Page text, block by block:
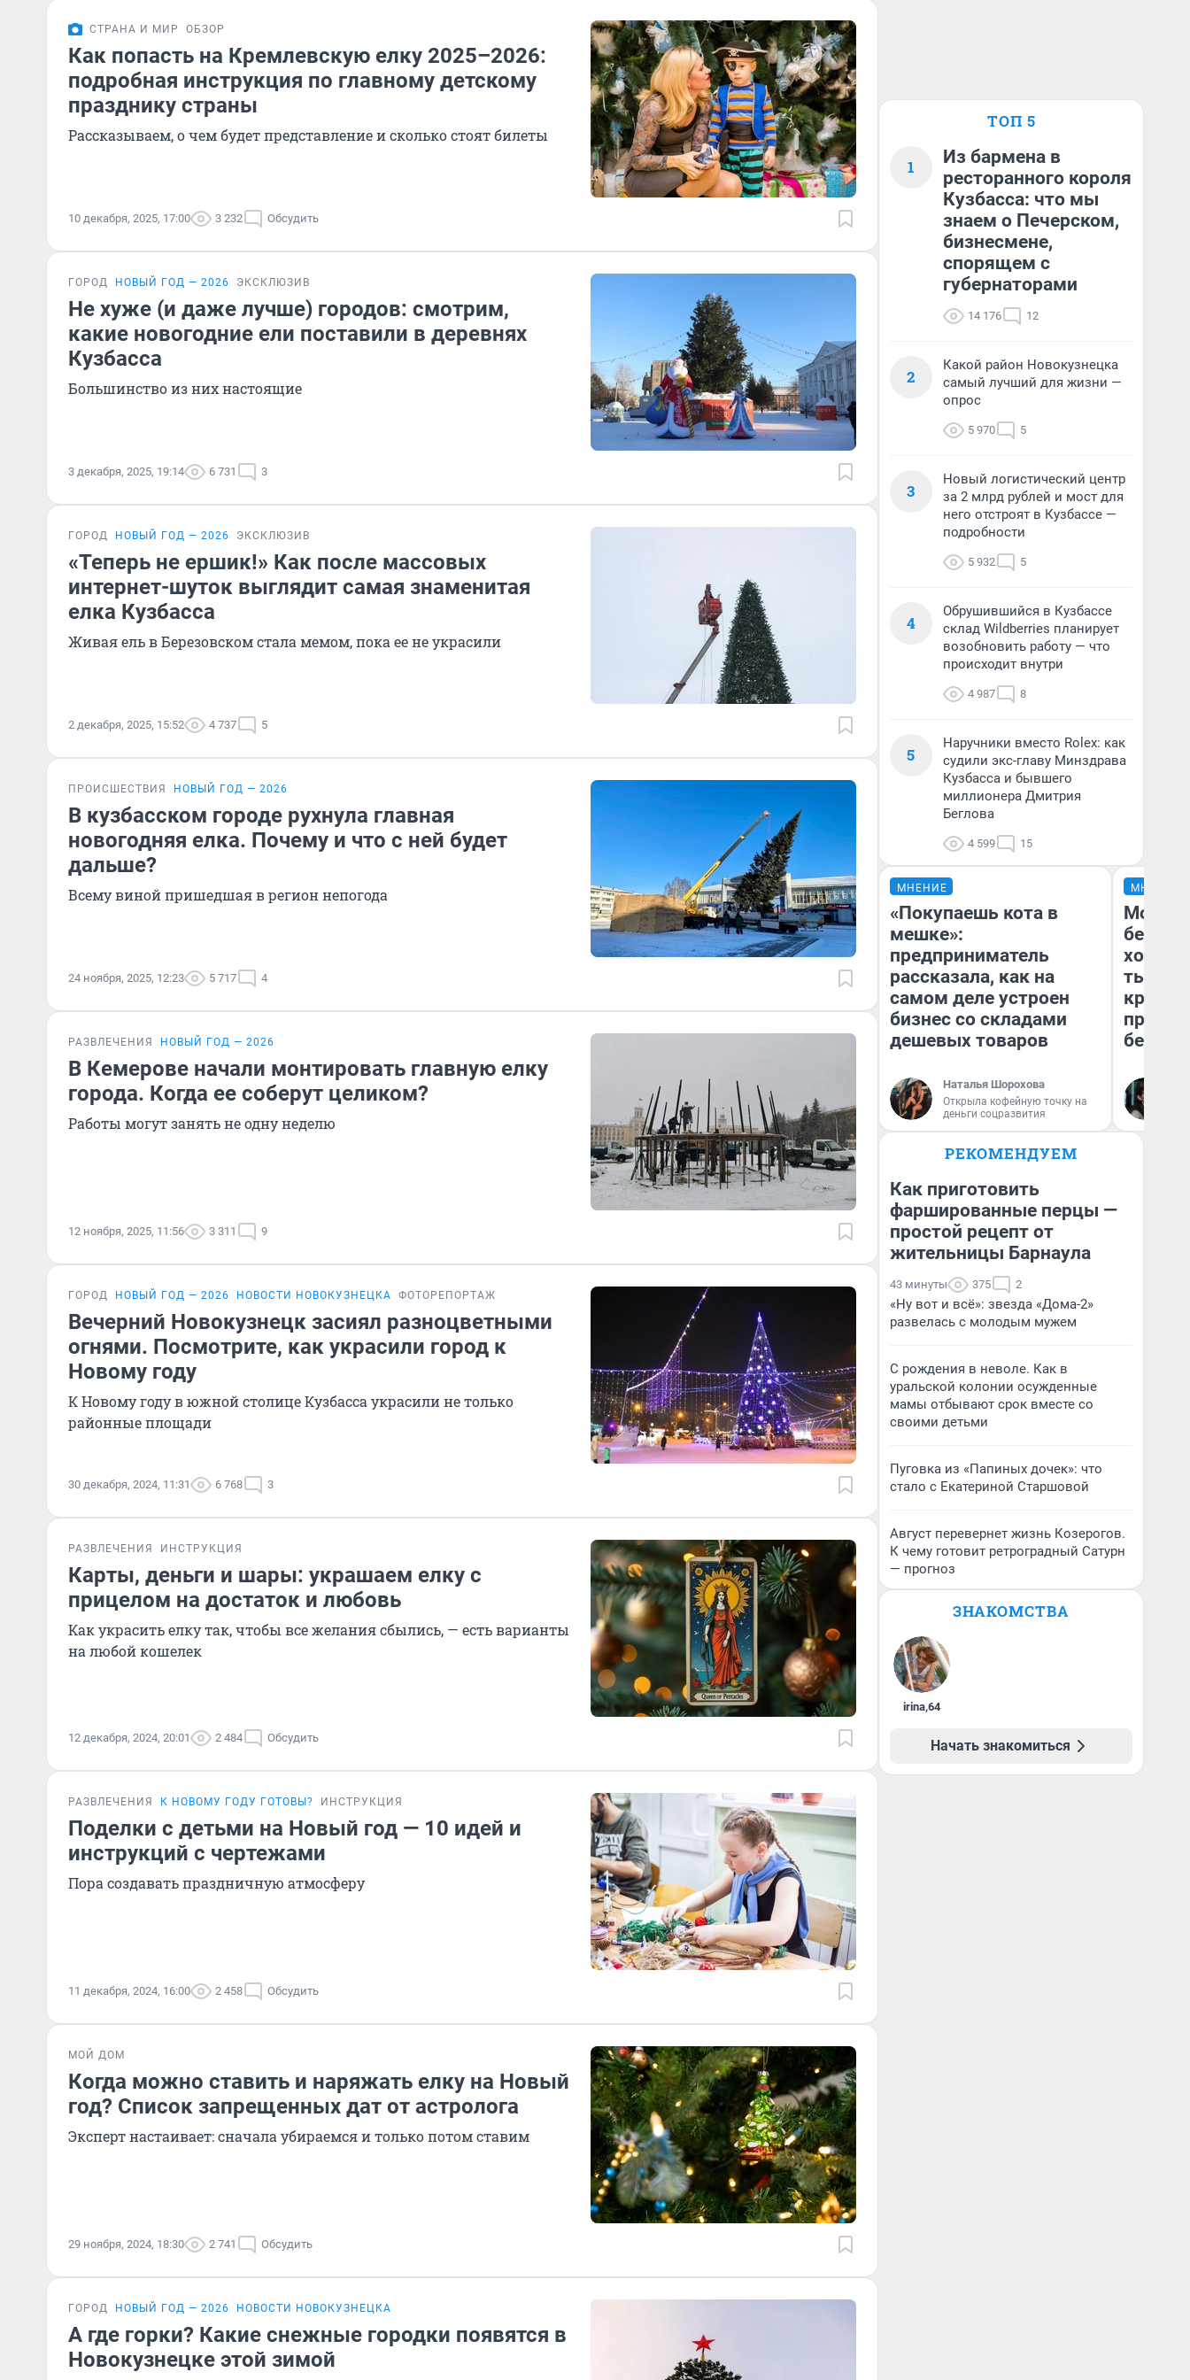
СТРАНА И МИР ОБЗОР
Как попасть на Кремлевскую елку 2025–2026:
подробная инструкция по главному детскому
празднику страны
Рассказываем, о чем будет представление и сколько стоят билеты
10 декабря, 2025, 17:00 3 232 Обсудить
ГОРОД НОВЫЙ ГОД — 2026 ЭКСКЛЮЗИВ
Не хуже (и даже лучше) городов: смотрим,
какие новогодние ели поставили в деревнях
Кузбасса
Большинство из них настоящие
3 декабря, 2025, 19:14 6 731 3
ГОРОД НОВЫЙ ГОД — 2026 ЭКСКЛЮЗИВ
«Теперь не ершик!» Как после массовых
интернет-шуток выглядит самая знаменитая
елка Кузбасса
Живая ель в Березовском стала мемом, пока ее не украсили
2 декабря, 2025, 15:52 4 737 5
ПРОИСШЕСТВИЯ НОВЫЙ ГОД — 2026
В кузбасском городе рухнула главная
новогодняя елка. Почему и что с ней будет
дальше?
Всему виной пришедшая в регион непогода
24 ноября, 2025, 12:23 5 717 4
РАЗВЛЕЧЕНИЯ НОВЫЙ ГОД — 2026
В Кемерове начали монтировать главную елку
города. Когда ее соберут целиком?
Работы могут занять не одну неделю
12 ноября, 2025, 11:56 3 311 9
ГОРОД НОВЫЙ ГОД — 2026 НОВОСТИ НОВОКУЗНЕЦКА ФОТОРЕПОРТАЖ
Вечерний Новокузнецк засиял разноцветными
огнями. Посмотрите, как украсили город к
Новому году
К Новому году в южной столице Кузбасса украсили не только
районные площади
30 декабря, 2024, 11:31 6 768 3
РАЗВЛЕЧЕНИЯ ИНСТРУКЦИЯ
Карты, деньги и шары: украшаем елку с
прицелом на достаток и любовь
Как украсить елку так, чтобы все желания сбылись, — есть варианты
на любой кошелек
12 декабря, 2024, 20:01 2 484 Обсудить
РАЗВЛЕЧЕНИЯ К НОВОМУ ГОДУ ГОТОВЫ? ИНСТРУКЦИЯ
Поделки с детьми на Новый год — 10 идей и
инструкций с чертежами
Пора создавать праздничную атмосферу
11 декабря, 2024, 16:00 2 458 Обсудить
МОЙ ДОМ
Когда можно ставить и наряжать елку на Новый
год? Список запрещенных дат от астролога
Эксперт настаивает: сначала убираемся и только потом ставим
29 ноября, 2024, 18:30 2 741 Обсудить
ГОРОД НОВЫЙ ГОД — 2026 НОВОСТИ НОВОКУЗНЕЦКА
А где горки? Какие снежные городки появятся в
Новокузнецке этой зимой
ТОП 5
1
Из бармена в
ресторанного короля
Кузбасса: что мы
знаем о Печерском,
бизнесмене,
спорящем с
губернаторами
14 176 12
2
Какой район Новокузнецка
самый лучший для жизни —
опрос
5 970 5
3
Новый логистический центр
за 2 млрд рублей и мост для
него отстроят в Кузбассе —
подробности
5 932 5
4
Обрушившийся в Кузбассе
склад Wildberries планирует
возобновить работу — что
происходит внутри
4 987 8
5
Наручники вместо Rolex: как
судили экс-главу Минздрава
Кузбасса и бывшего
миллионера Дмитрия
Беглова
4 599 15
МНЕНИЕ
«Покупаешь кота в
мешке»:
предприниматель
рассказала, как на
самом деле устроен
бизнес со складами
дешевых товаров
Наталья Шорохова
Открыла кофейную точку на
деньги соцразвития
МНЕНИЕ
Мой
хотела
тысяч,
РЕКОМЕНДУЕМ
Как приготовить
фаршированные перцы —
простой рецепт от
жительницы Барнаула
43 минуты 375 2
«Ну вот и всё»: звезда «Дома-2»
развелась с молодым мужем
С рождения в неволе. Как в
уральской колонии осужденные
мамы отбывают срок вместе со
своими детьми
Пуговка из «Папиных дочек»: что
стало с Екатериной Старшовой
Август перевернет жизнь Козерогов.
К чему готовит ретроградный Сатурн
— прогноз
ЗНАКОМСТВА
irina,64
Начать знакомиться